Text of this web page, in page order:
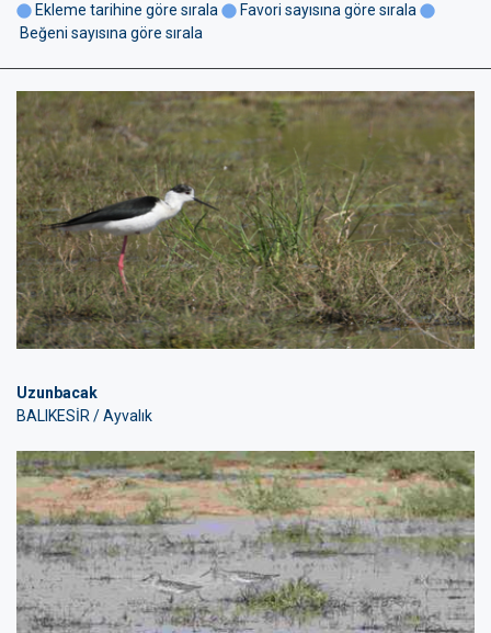
Ekleme tarihine göre sırala
Favori sayısına göre sırala
Beğeni sayısına göre sırala
Uzunbacak
BALIKESİR / Ayvalık